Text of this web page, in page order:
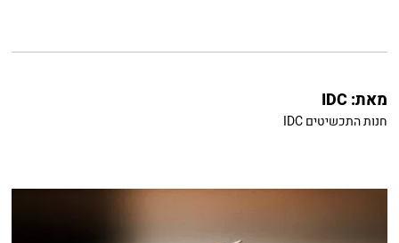
מאת:IDC
חנות התכשיטים IDC